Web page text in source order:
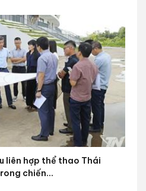
liên hợp thể thao Thái
chiến...